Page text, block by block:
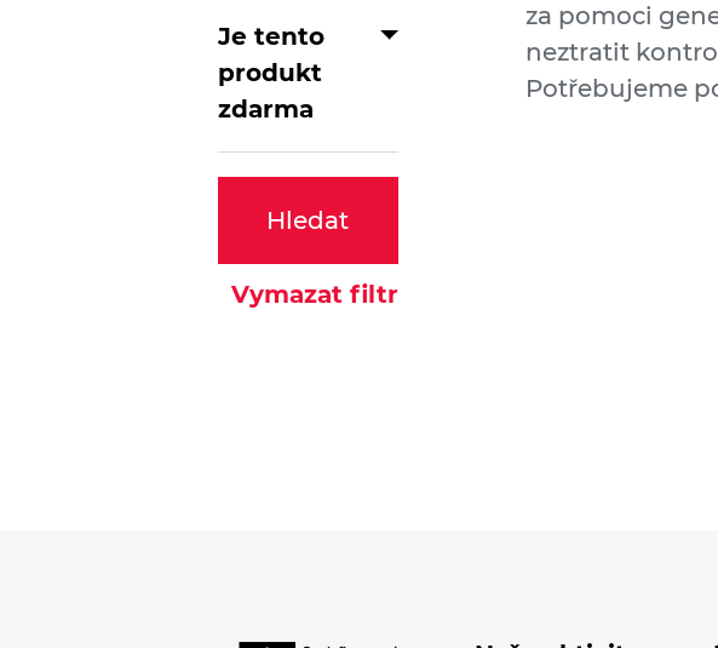
Je tento
produkt
zdarma
Hledat
Vymazat filtr
za pomoci
neztratit
Potřebujeme